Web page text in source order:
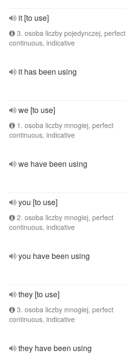
it [to use]
3. osoba liczby pojedynczej, perfect
continuous, indicative
it has been using
we [to use]
1. osoba liczby mnogiej, perfect
continuous, indicative
we have been using
you [to use]
2. osoba liczby mnogiej, perfect
continuous, indicative
you have been using
they [to use]
3. osoba liczby mnogiej, perfect
continuous, indicative
they have been using